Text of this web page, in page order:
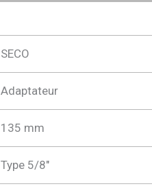
SECO
Adaptateur
135 mm
Type 5/8″